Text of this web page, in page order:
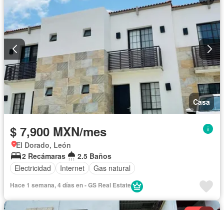
Casa
$ 7,900 MXN/mes
El Dorado, León
2 Recámaras
2.5 Baños
Electricidad
Internet Gas natural
Hace 1 semana, 4 días en - GS Real Estate